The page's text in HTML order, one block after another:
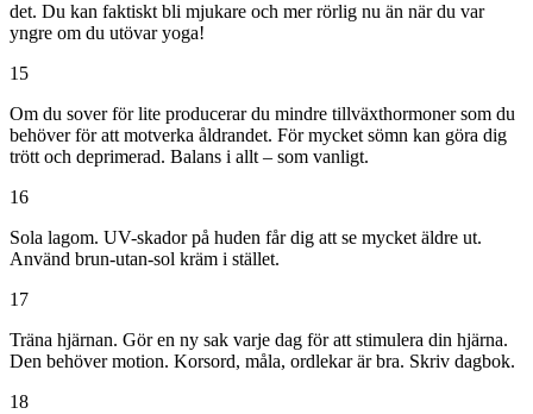
det. Du kan faktiskt bli mjukare och mer rörlig nu än när du var
yngre om du utövar yoga!
15
Om du sover för lite producerar du mindre tillväxthormoner som du
behöver för att motverka åldrandet. För mycket sömn kan göra dig
trött och deprimerad. Balans i allt – som vanligt.
16
Sola lagom. UV-skador på huden får dig att se mycket äldre ut.
Använd brun-utan-sol kräm i stället.
17
Träna hjärnan. Gör en ny sak varje dag för att stimulera din hjärna.
Den behöver motion. Korsord, måla, ordlekar är bra. Skriv dagbok.
18